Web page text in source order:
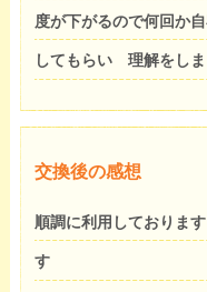
度が下がるので何回か
してもらい 理解をしま
交換後の感想
順調に利用しておりま
す